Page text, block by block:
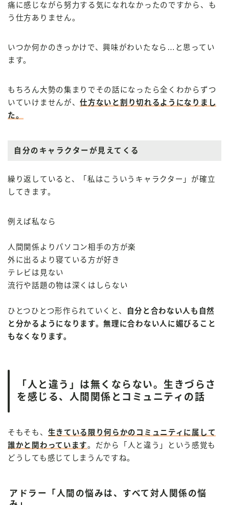
痛に感じながら努力する気になれなかったのですから、も
う仕方ありません。
いつか何かのきっかけで、興味がわいたなら…と思ってい
ます。
もちろん大勢の集まりでその話になったら全くわからずつ
いていけませんが、仕方ないと割り切れるようになりまし
た。
自分のキャラクターが見えてくる
繰り返していると、「私はこういうキャラクター」が確立
してきます。
例えば私なら
人間関係よりパソコン相手の方が楽
外に出るより寝ている方が好き
テレビは見ない
流行や話題の物は深くはしらない
ひとつひとつ形作られていくと、
自分と合わない人も自然
と分かるようになります。無理に合わない人に媚びること
もなくなります。
「人と違う」は無くならない。生きづらさ
を感じる、人間関係とコミュニティの話
そもそも、 生きている限り何らかのコミュニティに属して
誰かと関わっています。だから「人と違う」という感覚も
どうしても感じてしまうんですね。
アドラー「人間の悩みは、すべて対人関係の悩